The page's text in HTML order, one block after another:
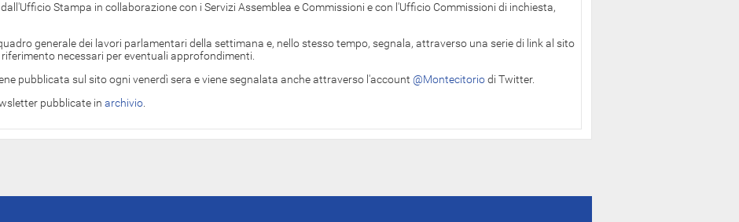
Stampa in collaborazione con i Servizi Assemblea e Commissioni e con l'Ufficio Commissioni di inchiesta,
generale dei lavori parlamentari della settimana e, nello stesso tempo, segnala, attraverso una serie di link al sito
necessari per eventuali approfondimenti.
pubblicata sul sito ogni venerdì sera e viene segnalata anche attraverso l'account @Montecitoriodi Twitter.
pubblicate in archivio